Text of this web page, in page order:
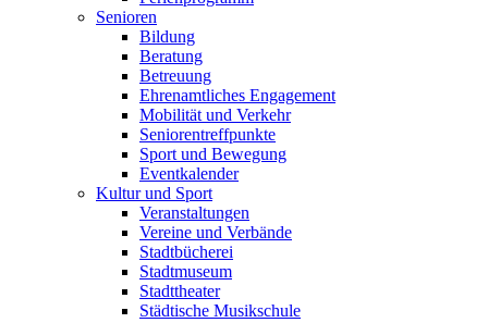
Senioren
Bildung
Beratung
Betreuung
Ehrenamtliches Engagement
Mobilität und Verkehr
Seniorentreffpunkte
Sport und Bewegung
Eventkalender
Kultur und Sport
Veranstaltungen
Vereine und Verbände
Stadtbücherei
Stadtmuseum
Stadttheater
Städtische Musikschule